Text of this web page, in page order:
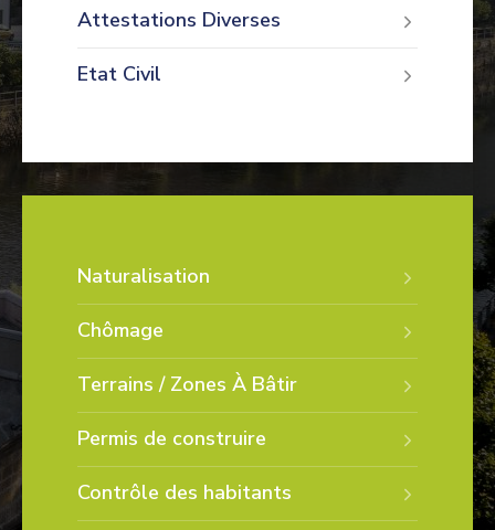
Attestations Diverses
Etat Civil
Naturalisation
Chômage
Terrains / Zones À Bâtir
Permis de construire
Contrôle des habitants